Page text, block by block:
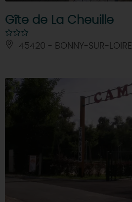
Gîte de La Cheuille
45420 - BONNY-SUR-LOIRE